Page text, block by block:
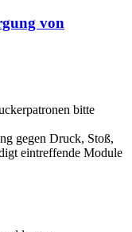
von
bitte
gegen Druck, Stoß,
eintreffende Module